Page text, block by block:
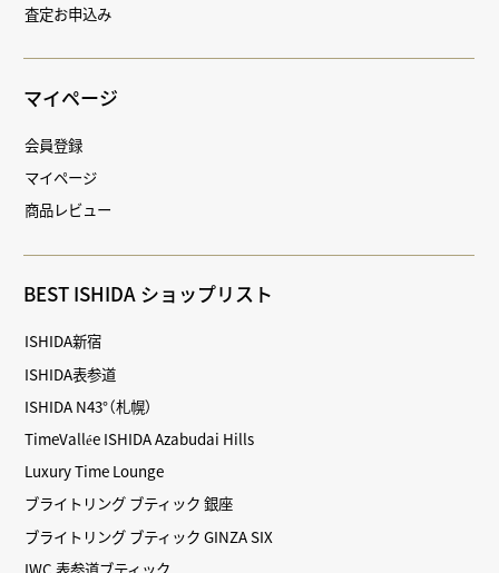
査定お申込み
マイページ
会員登録
マイページ
商品レビュー
BEST ISHIDA ショップリスト
ISHIDA新宿
ISHIDA表参道
ISHIDA N43°（札幌）
TimeVallée ISHIDA Azabudai Hills
Luxury Time Lounge
ブライトリング ブティック 銀座
ブライトリング ブティック GINZA SIX
IWC 表参道ブティック